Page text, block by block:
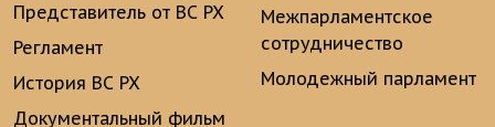
Представитель от ВС РХ
Регламент
История ВС РХ
Документальный фильм
Межпарламентское
сотрудничество
Молодежный парламент